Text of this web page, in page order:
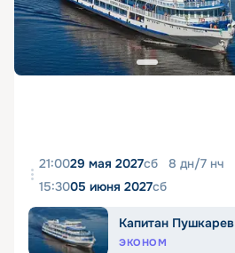
21:0029 мая 2027сб 8 дн/7 нч
15:3005 июня 2027сб
Капитан Пушкарев
ЭКОНОМ